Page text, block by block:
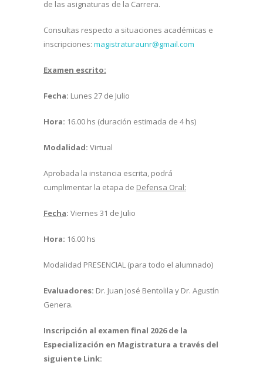
de las asignaturas de la Carrera.
Consultas respecto a situaciones académicas e
inscripciones: magistraturaunr@gmail.com
Examen escrito:
Fecha: Lunes 27 de Julio
Hora: 16.00 hs (duración estimada de 4 hs)
Modalidad: Virtual
Aprobada la instancia escrita, podrá
cumplimentar la etapa de Defensa Oral:
Fecha: Viernes 31 de Julio
Hora: 16.00 hs
Modalidad PRESENCIAL (para todo el alumnado)
Evaluadores: Dr. Juan José Bentolila y Dr. Agustín
Genera.
Inscripción al examen final 2026 de la
Especialización en Magistratura a través del
siguiente Link: